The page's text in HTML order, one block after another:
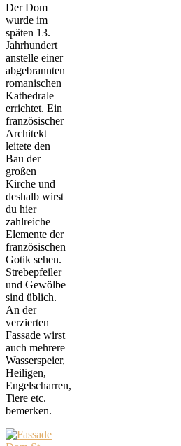
Der Dom
wurde im
späten 13.
Jahrhundert
anstelle einer
abgebrannten
romanischen
Kathedrale
errichtet. Ein
französischer
Architekt
leitete den
Bau der
großen
Kirche und
deshalb wirst
du hier
zahlreiche
Elemente der
französischen
Gotik sehen.
Strebepfeiler
und Gewölbe
sind üblich.
An der
verzierten
Fassade wirst
auch mehrere
Wasserspeier,
Heiligen,
Engelscharren,
Tiere etc.
bemerken.